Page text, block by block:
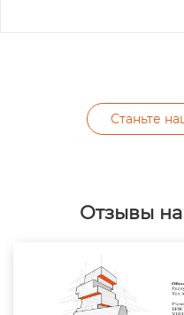
Станьте
Отзывы